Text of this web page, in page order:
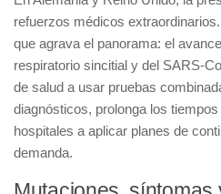
refuerzos médicos
que agrava el panorama: el
respiratorio sincitial y del SARS-
de salud a usar pruebas
diagnósticos, prolonga los
hospitales a aplicar planes de
demanda.